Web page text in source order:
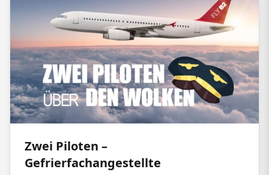
Zwei Piloten –
Gefrierfachangestellte